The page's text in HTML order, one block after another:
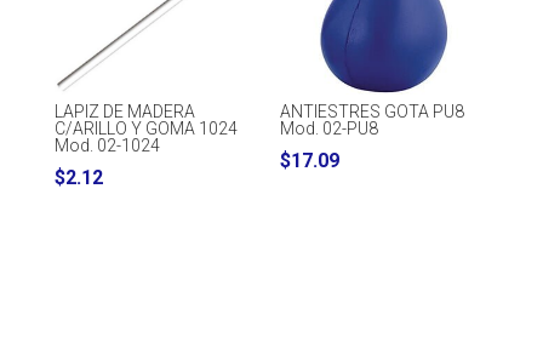
LAPIZ DE MADERA
C/ARILLO Y GOMA 1024
Mod. 02-1024
$2.12
ANTIESTRES GOTA PU8
Mod. 02-PU8
$17.09